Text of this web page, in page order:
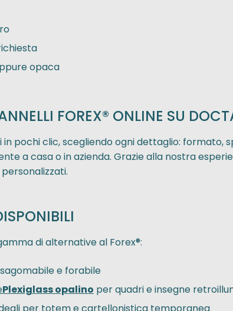
opaca
FOREX® ONLINE SU
pochi clic, scegliendo ogni dettaglio:
a casa o in azienda. Grazie alla nostra
di alternative al Forex®:
e forabile
Plexiglass opalino per quadri e insegne